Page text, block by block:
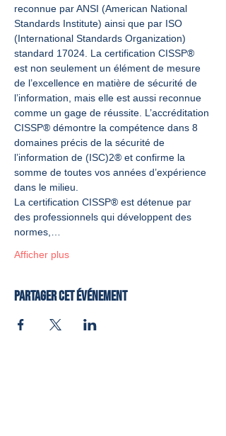
reconnue par ANSI (American National
Standards Institute) ainsi que par ISO
(International Standards Organization)
standard 17024. La certification CISSP®
est non seulement un élément de mesure
de l’excellence en matière de sécurité de
l’information, mais elle est aussi reconnue
comme un gage de réussite. L’accréditation
CISSP® démontre la compétence dans 8
domaines précis de la sécurité de
l’information de (ISC)2® et confirme la
somme de toutes vos années d’expérience
dans le milieu.
La certification CISSP® est détenue par
des professionnels qui développent des
normes,…
Afficher plus
Partager cet événement